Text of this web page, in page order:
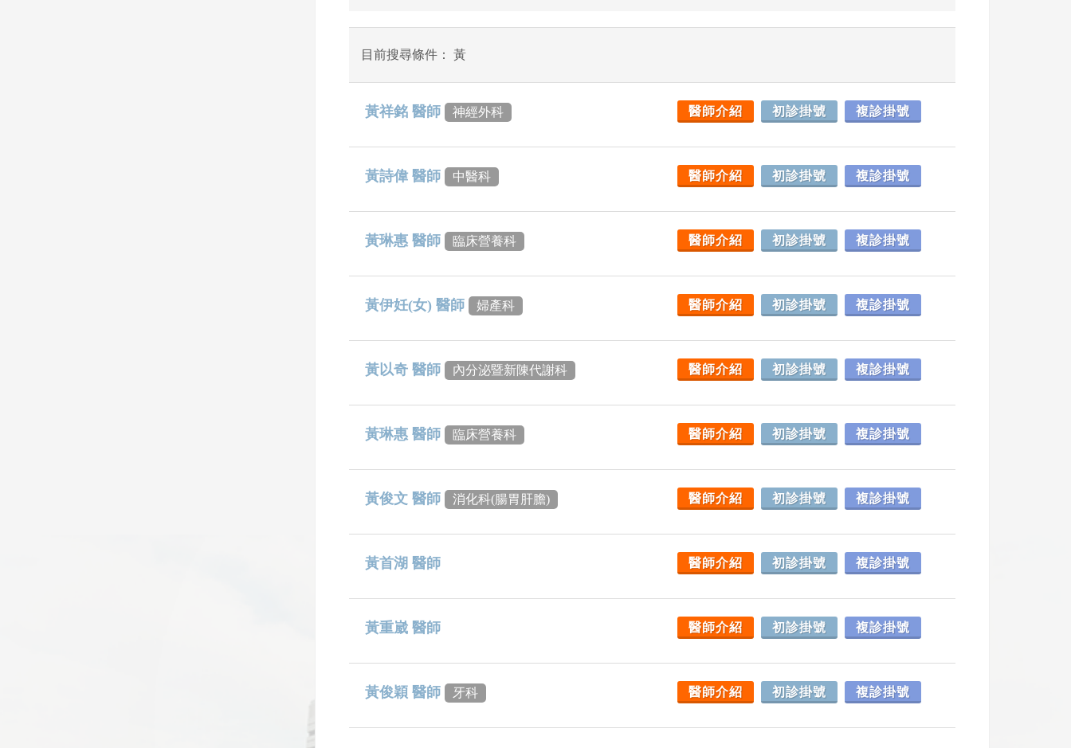
目前搜尋條件： 黃
黃祥銘 醫師 神經外科 醫師介紹 初診掛號 複診掛號
黃詩偉 醫師 中醫科 醫師介紹 初診掛號 複診掛號
黃琳惠 醫師 臨床營養科 醫師介紹 初診掛號 複診掛號
黃伊妊(女) 醫師 婦產科 醫師介紹 初診掛號 複診掛號
黃以奇 醫師 內分泌暨新陳代謝科 醫師介紹 初診掛號 複診掛號
黃琳惠 醫師 臨床營養科 醫師介紹 初診掛號 複診掛號
黃俊文 醫師 消化科(腸胃肝膽) 醫師介紹 初診掛號 複診掛號
黃首湖 醫師 醫師介紹 初診掛號 複診掛號
黃重崴 醫師 醫師介紹 初診掛號 複診掛號
黃俊穎 醫師 牙科 醫師介紹 初診掛號 複診掛號